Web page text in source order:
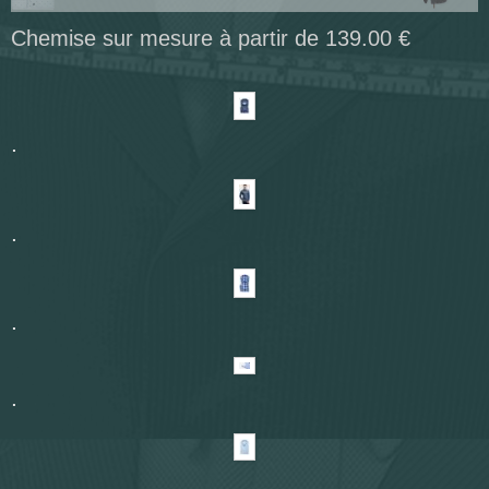
Echantillonage tissus
Corporate
Chemise sur mesure à partir de 139.00 €
.
.
.